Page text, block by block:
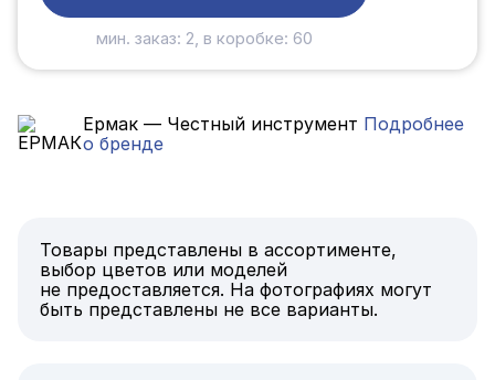
мин. заказ: 2, в коробке: 60
Ермак — Честный инструмент Подробнее
о бренде
Товары представлены в ассортименте,
выбор цветов или моделей
не предоставляется. На фотографиях могут
быть представлены не все варианты.